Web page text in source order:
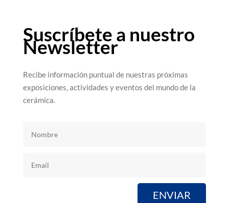
Suscríbete a nuestro
Newsletter
Recibe información puntual de nuestras próximas
exposiciones, actividades y eventos del mundo de la
cerámica.